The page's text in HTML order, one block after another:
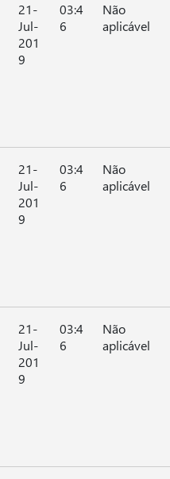
21-
Jul-
201
9
03:4
6
Não
aplicável
21-
Jul-
201
9
03:4
6
Não
aplicável
21-
Jul-
201
9
03:4
6
Não
aplicável